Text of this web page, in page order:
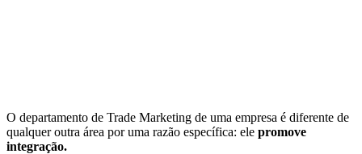
O departamento de Trade Marketing de uma empresa é diferente de
qualquer outra área por uma razão específica: ele promove
integração.